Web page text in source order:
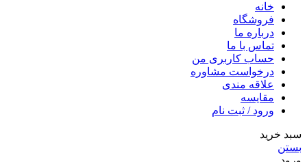
خانه
فروشگاه
درباره ما
تماس با ما
حساب کاربری من
درخواست مشاوره
علاقه مندی
مقايسه
ورود / ثبت نام
سبد خرید
بستن